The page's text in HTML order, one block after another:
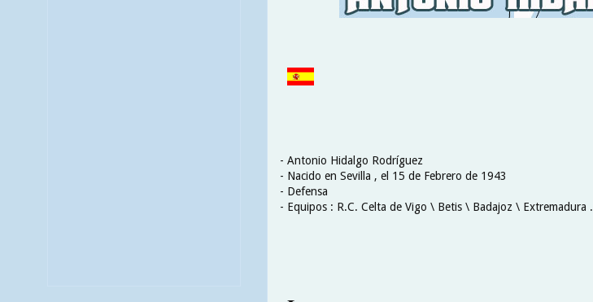
- Antonio Hidalgo Rodríguez
- Nacido en Sevilla , el 15 de Febrero de 1943
- Defensa
- Equipos : R.C. Celta de Vigo \ Betis \ Badajoz \ Extremadura .